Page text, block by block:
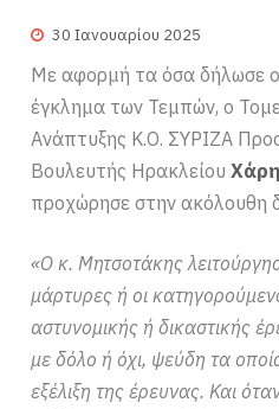
30 Ιανουαρίου 2025
Με αφορμή τα όσα δήλωσε
έγκλημα των Τεμπών, ο
Ανάπτυξης Κ.Ο. ΣΥΡΙΖΑ
Βουλευτής Ηρακλείου
προχώρησε στην ακόλουθη
«Ο κ. Μητσοτάκης
μάρτυρες ή οι
αστυνομικής ή δικαστικής
με δόλο ή όχι, ψεύδη τα
εξέλιξη της έρευνας. Και